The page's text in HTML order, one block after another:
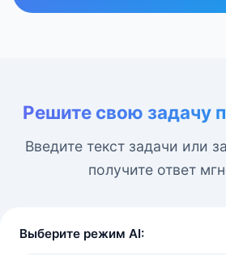
Решите свою задачу
Введите текст задачи или
получите ответ
Выберите режим AI: